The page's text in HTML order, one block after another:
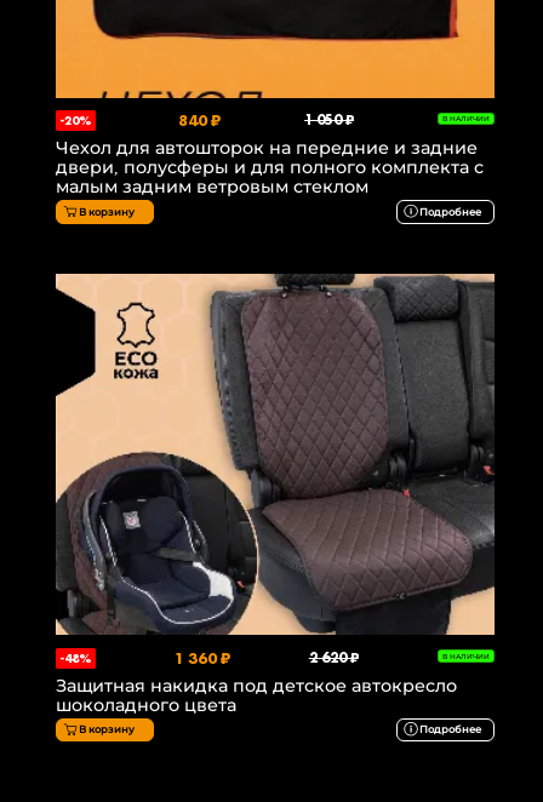
-20% 840 ₽ 1 050 ₽ В НАЛИЧИИ
Чехол для автошторок на передние и задние
двери, полусферы и для полного комплекта с
малым задним ветровым стеклом
В корзину Подробнее
-48% 1 360 ₽ 2 620 ₽ В НАЛИЧИИ
Защитная накидка под детское автокресло
шоколадного цвета
В корзину Подробнее